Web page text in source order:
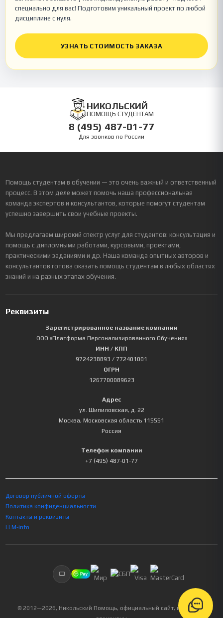
специально для вас! Подготовим уникальный проект по любой
дисциплине с нуля.
УЗНАТЬ СТОИМОСТЬ ЗАКАЗА
НИКОЛЬСКИЙ
ПОМОЩЬ СТУДЕНТАМ
8 (495) 487-01-77
Для звонков по России
Помощь студентам в обучении — это очень важный и ответственный
процесс. В этом деле может помочь наша профессиональная
команда экспертов и консультантов, которые помогут студентам
успешно завершить свои учебные проекты.
Мы предлагаем широкий спектр услуг для студентов: консультация и
помощь с дипломными работами, курсовыми, проектами,
практическими заданиями и др. Наша команда опытных авторов и
консультантов готова оказать помощь студентам в любых областях
знаний и на разных этапах обучения.
Реквизиты
Зарегистрированное название компании
ООО «Платформа Персонализированного Обучения»
ИНН / КПП
9724238893 / 772401001
ОГРН
1267700089623
Адрес
ул. Шипиловская, д. 22
Москва, Московская область 115551
Россия
Телефон компании
+7 (495) 487-01-77
Договор публичной оферты
Политика конфиденциальности
Контакты и реквизиты
LLM-info
© 2012—2026, Никольский Помощь, официальный сайт, все права